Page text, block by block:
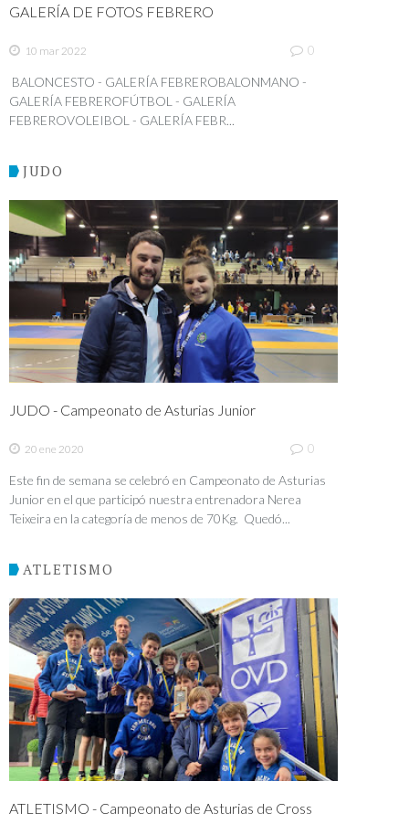
GALERÍA DE FOTOS FEBRERO
10 mar 2022 0
BALONCESTO - GALERÍA FEBREROBALONMANO -
GALERÍA FEBREROFÚTBOL - GALERÍA
FEBREROVOLEIBOL - GALERÍA FEBR...
JUDO
JUDO - Campeonato de Asturias Junior
20 ene 2020 0
Este fin de semana se celebró en Campeonato de Asturias
Junior en el que participó nuestra entrenadora Nerea
Teixeira en la categoría de menos de 70Kg. Quedó...
ATLETISMO
ATLETISMO - Campeonato de Asturias de Cross